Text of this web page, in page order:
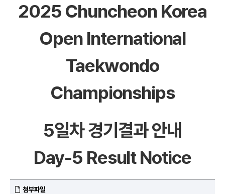
2025 Chuncheon Korea
Open International
Taekwondo
Championships
5일차 경기결과 안내
Day-5 Result Notice
첨부파일